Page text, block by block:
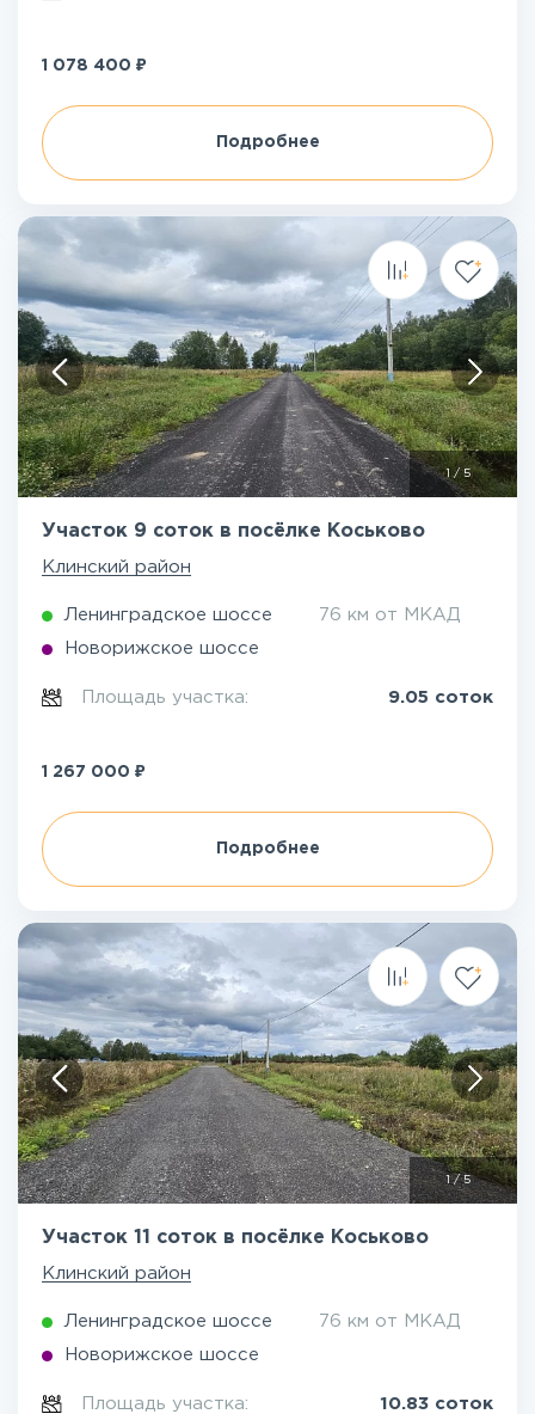
1 078 400 ₽
Подробнее
1 /5
Участок 9 соток в посёлке Коськово
Клинский район
Ленинградское шоссе 76 км от МКАД
Новорижское шоссе
Площадь участка: 9.05 соток
1 267 000 ₽
Подробнее
1/5
Участок 11 соток в посёлке Коськово
Клинский район
Ленинградское шоссе 76 км от МКАД
Новорижское шоссе
Площадь участка: 10.83 соток